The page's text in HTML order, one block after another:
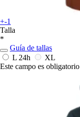
+-1
Talla
*
Guía de tallas
L 24h
XL
Este campo es obligatorio